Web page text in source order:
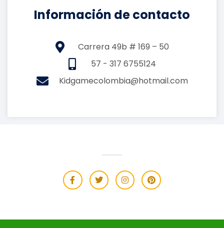
Información de contacto
Carrera 49b # 169 – 50
57 - 317 6755124
Kidgamecolombia@hotmail.com